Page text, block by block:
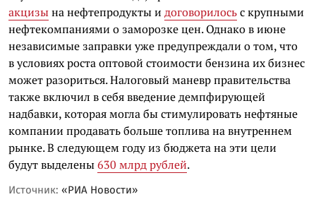
акцизына нефтепродукты и договорилосьс крупными
нефтекомпаниями о заморозке цен. Однако в июне
независимые заправки уже предупреждали о том, что
в условиях роста оптовой стоимости бензина их бизнес
может разориться. Налоговый маневр правительства
также включил в себя введение демпфирующей
надбавки, которая могла бы стимулировать нефтяные
компании продавать больше топлива на внутреннем
рынке. В следующем году из бюджета на эти цели
будут выделены630 млрд рублей.
Источник: «РИА Новости»